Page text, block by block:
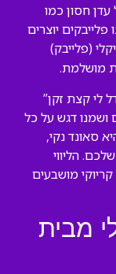
חסון כמו
יוצרים
(פלייבק)
מושלמת.
לי קצת זקן”
דגש על כל
סאונד נקי,
הליווי
מושבעים
מבית